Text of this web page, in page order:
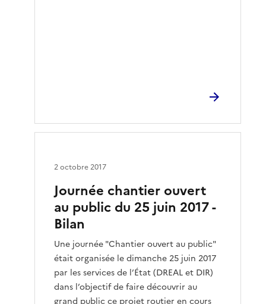
Journée chantier ouvert
au public du 25 juin 2017 -
Bilan
Une journée "Chantier ouvert au public"
était organisée le dimanche 25 juin 2017
par les services de l’État (DREAL et DIR)
dans l’objectif de faire découvrir au
grand public ce projet routier en cours
2 octobre 2017